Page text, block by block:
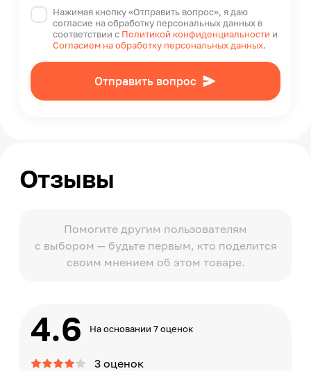
Нажимая кнопку «Отправить вопрос», я даю
согласие на обработку персональных данных в
соответствии с Политикой конфиденциальности и
Согласием на обработку персональных данных.
Отправить вопрос
Отзывы
Помогите другим пользователям
с выбором — будьте первым, кто поделится
своим мнением об этом товаре.
4.6 На основании 7 оценок
3 оценок